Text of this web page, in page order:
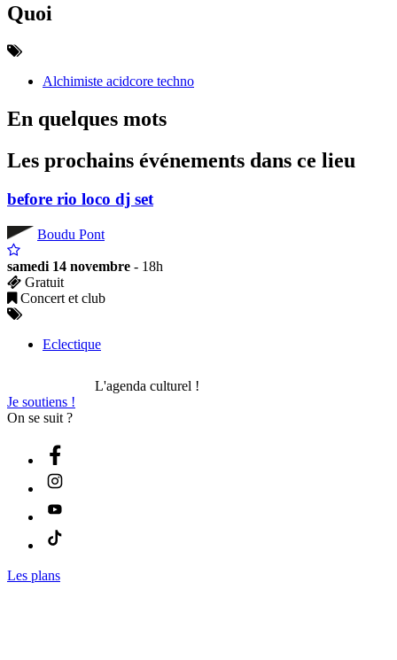
Quoi
Alchimiste acidcore techno
En quelques mots
Les prochains événements dans ce lieu
before rio loco dj set
Boudu Pont
samedi 14 novembre - 18h
Gratuit
Concert et club
Eclectique
L'agenda culturel !
Je soutiens !
On se suit ?
Les plans